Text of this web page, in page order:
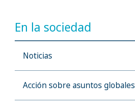
En la sociedad
Noticias
Acción sobre asuntos globales